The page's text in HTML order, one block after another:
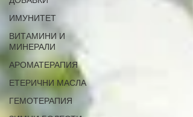
ИМУНИТЕТ
ВИТАМИНИ И
МИНЕРАЛИ
АРОМАТЕРАПИЯ
ЕТЕРИЧНИ МАСЛА
ГЕМОТЕРАПИЯ